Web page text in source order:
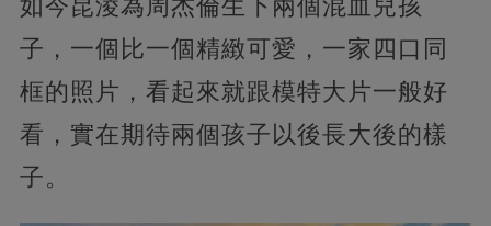
如今昆淩為周杰倫生下兩個混血兒孩
子，一個比一個精緻可愛，一家四口同
框的照片，看起來就跟模特大片一般好
看，實在期待兩個孩子以後長大後的樣
子。